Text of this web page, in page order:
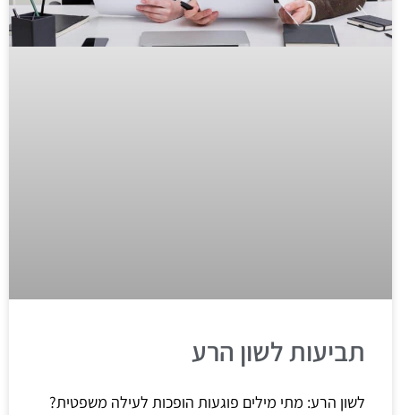
תביעות לשון הרע
לשון הרע: מתי מילים פוגעות הופכות לעילה משפטית?